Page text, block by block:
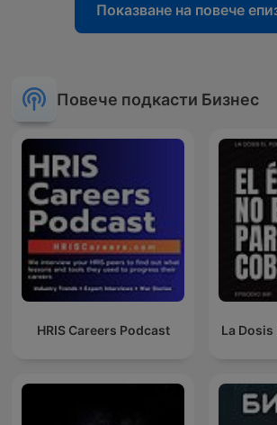
Показване на повече
Повече подкасти Бизнес
HRIS Careers Podcast La